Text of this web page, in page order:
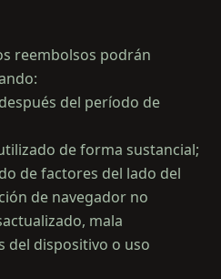
reembolsos podrán
del período de
de forma sustancial;
de factores del lado del
de navegador no
mala
del dispositivo o uso